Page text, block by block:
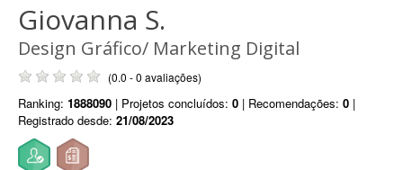
Giovanna S.
Design Gráfico/ Marketing Digital
(0.0 - 0 avaliações)
Ranking: 1888090 | Projetos concluídos: 0 | Recomendações: 0 |
Registrado desde: 21/08/2023